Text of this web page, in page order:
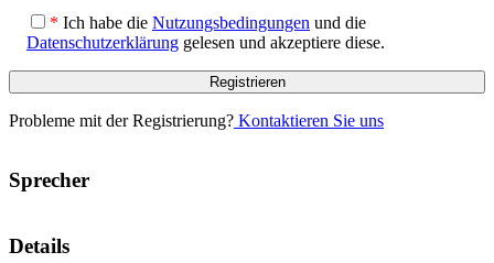
* Ich habe die Nutzungsbedingungen und die
Datenschutzerklärung gelesen und akzeptiere diese.
Probleme mit der Registrierung? Kontaktieren Sie uns
Sprecher
Details